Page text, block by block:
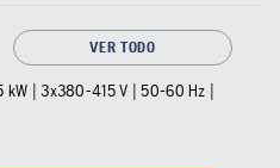
VER TODO
kW | 3x380-415 V | 50-60 Hz |